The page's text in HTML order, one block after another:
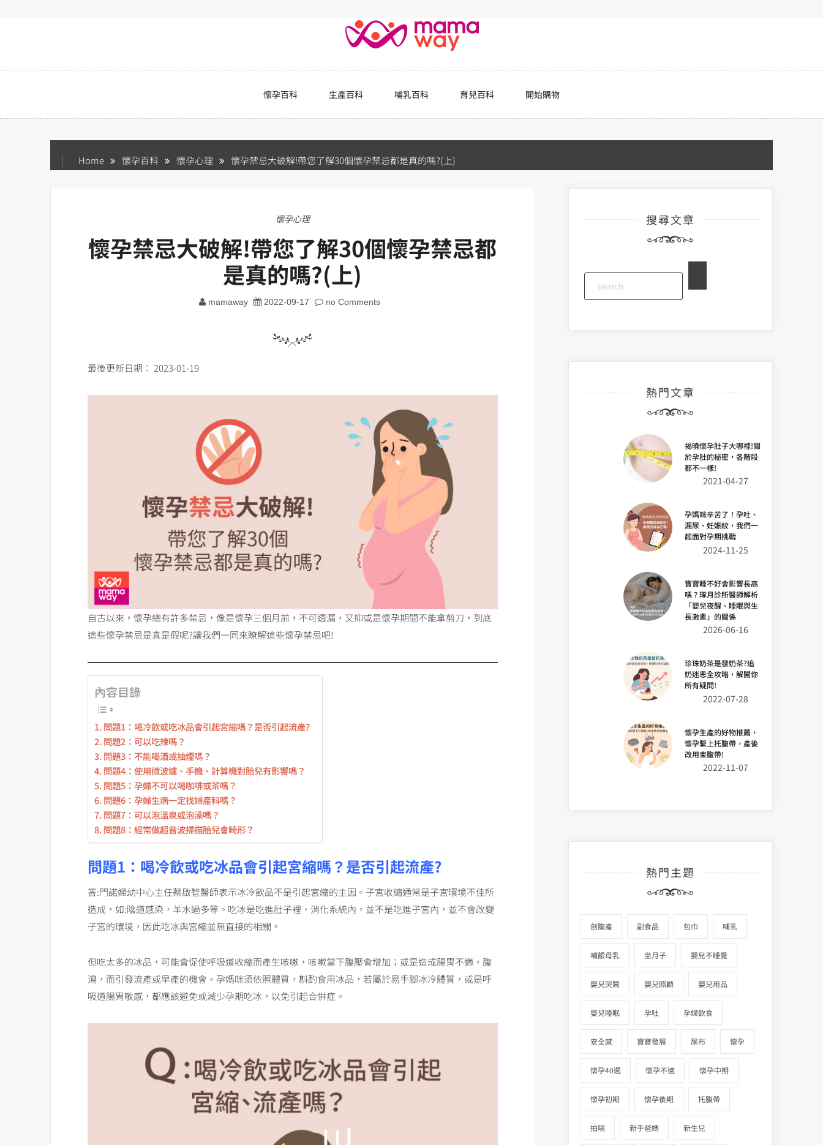
懷孕百科 生產百科 哺乳百科 育兒百科 開始購物
Home 懷孕百科 懷孕心理 懷孕禁忌大破解!帶您了解30個懷孕禁忌都是真的嗎?(上)
懷孕心理
懷孕禁忌大破解!帶您了解30個懷孕禁忌都
是真的嗎?(上)
mamaway 2022-09-17 no Comments
最後更新日期： 2023-01-19
自古以來，懷孕總有許多禁忌，像是懷孕三個月前，不可透漏，又抑或是懷孕期間不能拿剪刀，到底
這些懷孕禁忌是真是假呢?讓我們一同來瞭解這些懷孕禁忌吧!
內容目錄
問題1：喝冷飲或吃冰品會引起宮縮嗎？是否引起流產?
問題2：可以吃辣嗎？
問題3：不能喝酒或抽煙嗎？
問題4：使用微波爐、手機、計算機對胎兒有影響嗎？
問題5：孕婦不可以喝咖啡或茶嗎？
問題6：孕婦生病一定找婦產科嗎？
問題7：可以泡溫泉或泡澡嗎？
問題8：經常做超音波掃描胎兒會畸形？
問題1：喝冷飲或吃冰品會引起宮縮嗎？是否引起流產?
答:門諾婦幼中心主任蔡啟智醫師表示冰冷飲品不是引起宮縮的主因。子宮收縮通常是子宮環境不佳所
造成，如:陰道感染，羊水過多等。吃冰是吃進肚子裡，消化系統內，並不是吃進子宮內，並不會改變
子宮的環境，因此吃冰與宮縮並無直接的相關。
但吃太多的冰品，可能會促使呼吸道收縮而產生咳嗽，咳嗽當下腹壓會增加；或是造成腸胃不適，腹
瀉，而引發流產或早產的機會。孕媽咪須依照體質，斟酌食用冰品，若屬於易手腳冰冷體質，或是呼
吸道腸胃敏感，都應該避免或減少孕期吃冰，以免引起合併症。
搜尋文章
熱門文章
揭曉懷孕肚子大哪裡!關
於孕肚的秘密，各階段
都不一樣!
2021-04-27
孕媽咪辛苦了！孕吐、
漏尿、妊娠紋，我們一
起面對孕期挑戰
2024-11-25
寶寶睡不好會影響長高
嗎？琢月診所醫師解析
「嬰兒夜醒、睡眠與生
長激素」的關係
2026-06-16
珍珠奶茶是發奶茶?追
奶迷思全攻略，解開你
所有疑問!
2022-07-28
懷孕生產的好物推薦，
懷孕繫上托腹帶，產後
改用束腹帶!
2022-11-07
熱門主題
剖腹產 副食品 包巾 哺乳
哺餵母乳 坐月子 嬰兒不睡覺
嬰兒哭鬧 嬰兒照顧 嬰兒用品
嬰兒睡眠 孕吐 孕婦飲食
安全感 寶寶發展 尿布 懷孕
懷孕40週 懷孕不適 懷孕中期
懷孕初期 懷孕後期 托腹帶
拍嗝 新手爸媽 新生兒